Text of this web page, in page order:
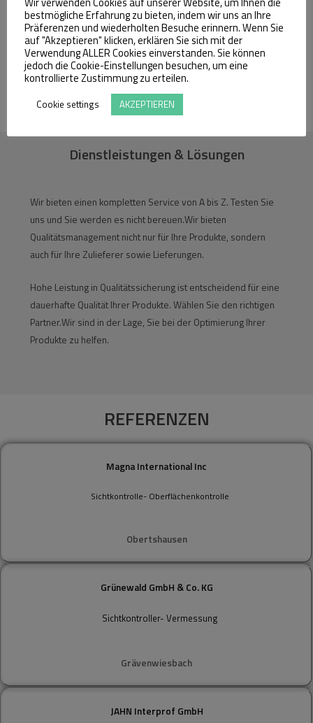
Personaldienstleistung
Dienstleistungen & Lösungen
Wir bieten einen kompletten Service von A bis Z. Testen Sie
uns und Sie werden es nicht bereuen.Wir bieten
Qualitätsmanagement nicht nur für Ihre Produkte, sondern
auch für Ihre Zulieferer sowie Lieferungen.
Hohe Leistung in Qualitätssicherung ist entscheidend für eine
dauerhafte Qualität Ihrer Produkte. Wählen Sie den richtigen
Partner.Wir sind in der Lage, Sie bei der Optimierung Ihrer
Produkte zu helfen.
REFERENZEN
Magna International Inc
Sichtkontrolle- Oberflächenkontrolle
Obertshausen
Grünewald GmbH & Co. KG
Sichtkontroller- Vermessung
Grävenwiesbach
JAHN Interprof GmbH​
bestmögliche Erfahrung zu bieten, indem wir uns an Ihre
Präferenzen und wiederholten Besuche erinnern. Wenn Sie
auf "Akzeptieren" klicken, erklären Sie sich mit der
Verwendung ALLER Cookies einverstanden. Sie können
jedoch die Cookie-Einstellungen besuchen, um eine
kontrollierte Zustimmung zu erteilen.
Cookie settings AKZEPTIEREN